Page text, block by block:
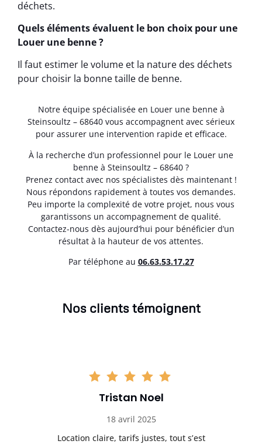
déchets.
Quels éléments évaluent le bon choix pour une
Louer une benne ?
Il faut estimer le volume et la nature des déchets
pour choisir la bonne taille de benne.
Notre équipe spécialisée en Louer une benne à
Steinsoultz – 68640 vous accompagnent avec sérieux
pour assurer une intervention rapide et efficace.
À la recherche d’un professionnel pour le Louer une
benne à Steinsoultz – 68640 ?
Prenez contact avec nos spécialistes dès maintenant !
Nous répondons rapidement à toutes vos demandes.
Peu importe la complexité de votre projet, nous vous
garantissons un accompagnement de qualité.
Contactez-nous dès aujourd’hui pour bénéficier d’un
résultat à la hauteur de vos attentes.
Par téléphone au 06.63.53.17.27
Nos clients témoignent
Tristan Noel
18 avril 2025
Location claire, tarifs justes, tout s’est